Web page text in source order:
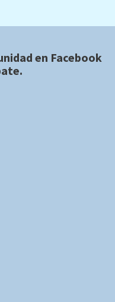
en Facebook